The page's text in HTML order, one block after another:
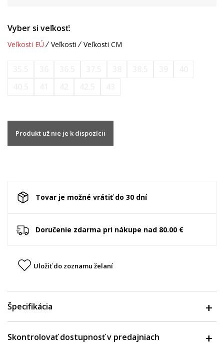
Vyber si veľkosť:
Veľkosti EÚ Veľkosti Veľkosti CM
Produkt už nie je k dispozícii
Tovar je možné vrátiť do 30 dní
Doručenie zdarma pri nákupe nad 80.00 €
Uložiť do zoznamu želaní
Špecifikácia
Skontrolovať dostupnosť v predajniach